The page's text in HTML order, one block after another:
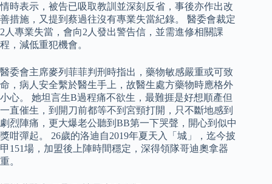
情時表示，被告已吸取教訓並深刻反省，事後亦作出改
善措施，又提到蔡過往沒有專業失當紀錄。 醫委會裁定
2人專業失當，會向2人發出警告信，並需進修相關課
程，減低重犯機會。
醫委會主席麥列菲菲判刑時指出，藥物敏感嚴重或可致
命，病人安全繫於醫生手上，故醫生處方藥物時應格外
小心。 她坦言生B過程痛不欲生，最難捱是好想順產但
一直催生，到開刀前都等不到宮頸打開，只不斷地感到
劇烈陣痛，更大爆老公聽到BB第一下哭聲，開心到似中
獎咁彈起。 26歲的洛迪自2019年夏天入「城」，迄今披
甲151場，加盟後上陣時間穩定，深得領隊哥迪奧拿器
重。